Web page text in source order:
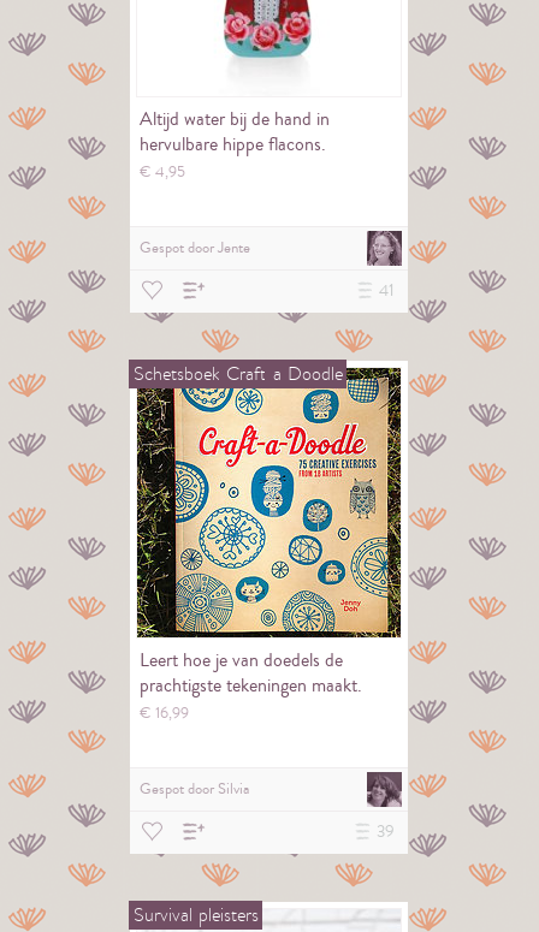
Altijd water bij de hand in
hervulbare hippe flacons.
€4,95
Gespot doorJente
41
Schetsboek Craft a Doodle
Leert hoe je van doedels de
prachtigste tekeningen maakt.
€ 16,99
Gespot door Silvia
39
Survival pleisters